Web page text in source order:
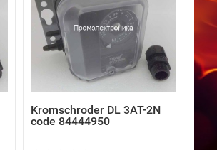
Kromschroder DL 3AT-2N
code 84444950